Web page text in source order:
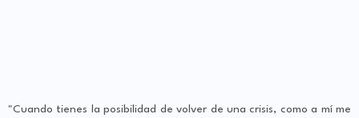
"Cuando tienes la posibilidad de volver de una crisis, como a mí me